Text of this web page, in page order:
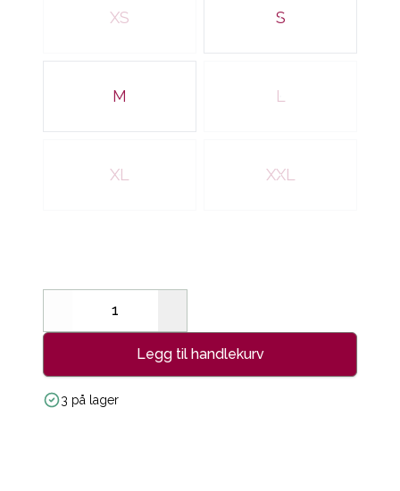
XS S
M L
XL XXL
Decrease
Legg til handlekurv
3 på lager